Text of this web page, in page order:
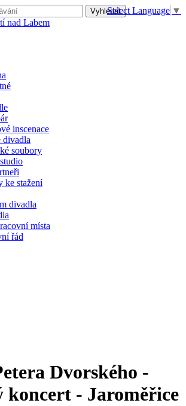
inscenace
divadla
soubory
ke stažení
divadla
místa
řád
Select Language ▼
Dvorského -
koncert - Jaroměřice